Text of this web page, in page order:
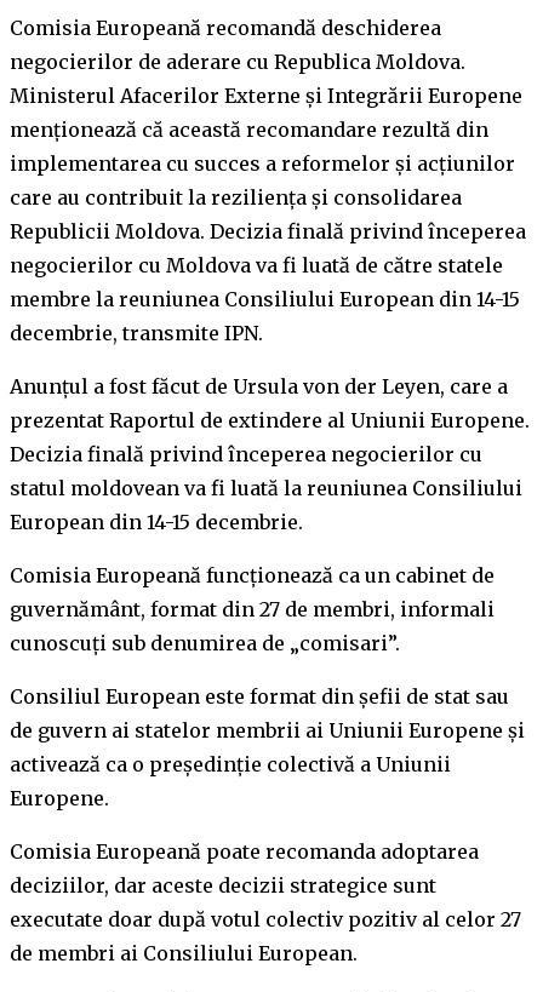
Comisia Europeană recomandă deschiderea
negocierilor de aderare cu Republica Moldova.
Ministerul Afacerilor Externe și Integrării Europene
menționează că această recomandare rezultă din
implementarea cu succes a reformelor și acțiunilor
care au contribuit la reziliența și consolidarea
Republicii Moldova. Decizia finală privind începerea
negocierilor cu Moldova va fi luată de către statele
membre la reuniunea Consiliului European din 14-15
decembrie, transmite IPN.
Anunțul a fost făcut de Ursula von der Leyen, care a
prezentat Raportul de extindere al Uniunii Europene.
Decizia finală privind începerea negocierilor cu
statul moldovean va fi luată la reuniunea Consiliului
European din 14-15 decembrie.
Comisia Europeană funcționează ca un cabinet de
guvernământ, format din 27 de membri, informali
cunoscuți sub denumirea de „comisari”.
Consiliul European este format din șefii de stat sau
de guvern ai statelor membrii ai Uniunii Europene și
activează ca o președinție colectivă a Uniunii
Europene.
Comisia Europeană poate recomanda adoptarea
deciziilor, dar aceste decizii strategice sunt
executate doar după votul colectiv pozitiv al celor 27
de membri ai Consiliului European.